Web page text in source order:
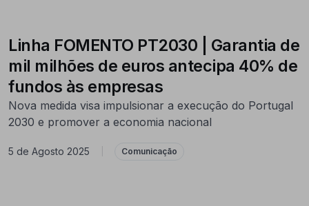
Linha FOMENTO PT2030 | Garantia de
mil milhões de euros antecipa 40% de
fundos às empresas
Nova medida visa impulsionar a execução do Portugal
2030 e promover a economia nacional
5 de Agosto 2025 Comunicação